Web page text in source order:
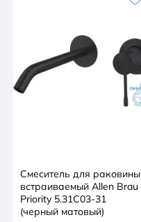
Смеситель для раковины
встраиваемый Allen Brau
Priority 5.31C03-31
(черный матовый)